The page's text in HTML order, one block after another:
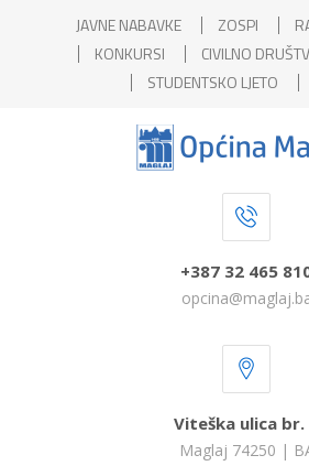
JAVNE NABAVKE ZOSPI
KONKURSI
CIVILNO
STUDENTSKO LJETO
+387 32 465
Viteška ulica br.
Maglaj 74250 |